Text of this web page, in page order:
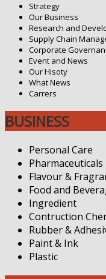
Strategy
Our Business
Research and
Supply Chain
Corporate
Event and News
Our Hisoty
What News
Carrers
BUSINESS
Personal Care
Pharmaceuticals
Flavour &
Food and
Ingredient
Contruction
Rubber &
Paint & Ink
Plastic